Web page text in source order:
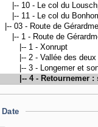
Date